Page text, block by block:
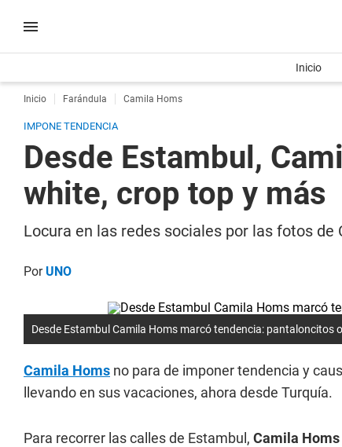
Inicio
Inicio Farándula Camila Homs
IMPONE TENDENCIA
Desde Estambul,
white, crop top y más
Locura en las redes sociales por las fotos
PorUNO
Desde Estambul Camila Homs marcó tendencia: pantaloncitos
Camila Homs no para de imponer tendencia y
llevando en sus vacaciones, ahora desde Turquía.
Para recorrer las calles de Estambul, Camila